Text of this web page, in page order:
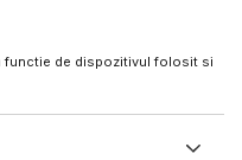
de dispozitivul folosit si